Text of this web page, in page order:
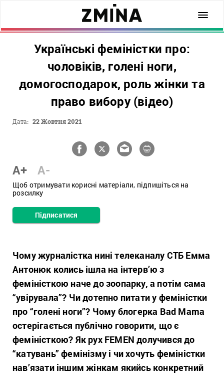
Українські феміністки про:
чоловіків, голені ноги,
домогосподарок, роль жінки та
право вибору (відео)
Дата: 22 Жовтня 2021
A+ A-
Щоб отримувати корисні матеріали, підпишіться на
розсилку
Підписатися
Чому журналістка нині телеканалу СТБ Емма
Антонюк колись ішла на інтерв’ю з
феміністкою наче до зоопарку, а потім сама
“увірувала”? Чи дотепно питати у феміністки
про “голені ноги”? Чому блогерка Bad Mama
остерігається публічно говорити, що є
феміністкою? Як рух FEMEN долучився до
“катувань” фемінізму і чи хочуть феміністки
нав’язати іншим жінкам якийсь конкретний